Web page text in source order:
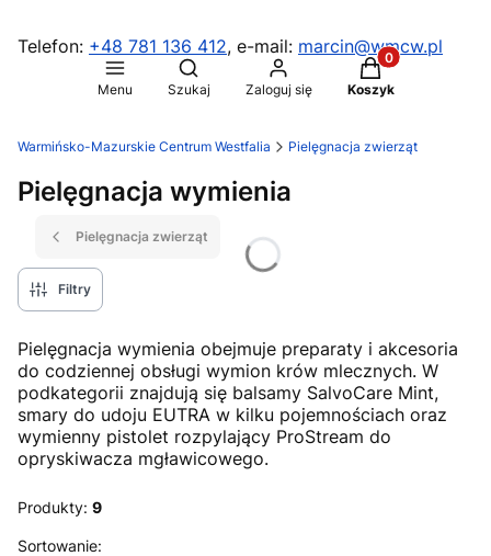
Telefon: +48 781 136 412, e-mail: marcin@wmcw.pl
Menu
Otwórz wyszukiwarkę
Szukaj Zaloguj się
Produkty w
Koszyk
Warmińsko-Mazurskie Centrum Westfalia Pielęgnacja zwierząt
Pielęgnacja wymienia
Pielęgnacja zwierząt
Filtry
Pielęgnacja wymienia obejmuje preparaty i akcesoria
do codziennej obsługi wymion krów mlecznych. W
podkategorii znajdują się balsamy SalvoCare Mint,
smary do udoju EUTRA w kilku pojemnościach oraz
wymienny pistolet rozpylający ProStream do
opryskiwacza mgławicowego.
Produkty: 9
Lista produktów
Sortowanie: